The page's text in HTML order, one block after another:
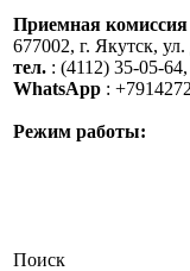
Приемная
677002, г. Якутск,
тел. : (4112) 35-05-64,
WhatsApp :
Режим работы:
Поиск